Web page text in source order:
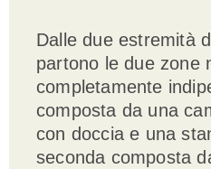
Dalle due estremità
partono le due zone
completamente
composta da una
con doccia e una
seconda composta